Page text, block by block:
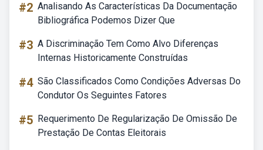
#2 Analisando As Características Da Documentação
Bibliográfica Podemos Dizer Que
#3 A Discriminação Tem Como Alvo Diferenças
Internas Historicamente Construídas
#4 São Classificados Como Condições Adversas Do
Condutor Os Seguintes Fatores
#5 Requerimento De Regularização De Omissão De
Prestação De Contas Eleitorais